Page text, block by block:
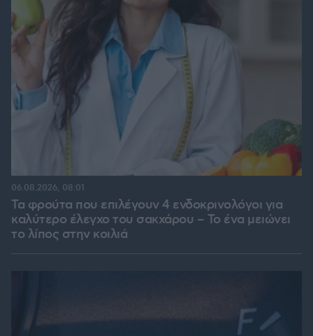
Τα φρούτα που επιλέγουν 4 ενδοκρινολόγοι για
καλύτερο έλεγχο του σακχάρου – Το ένα μειώνει
το λίπος στην κοιλιά
06.08.2026, 08:01